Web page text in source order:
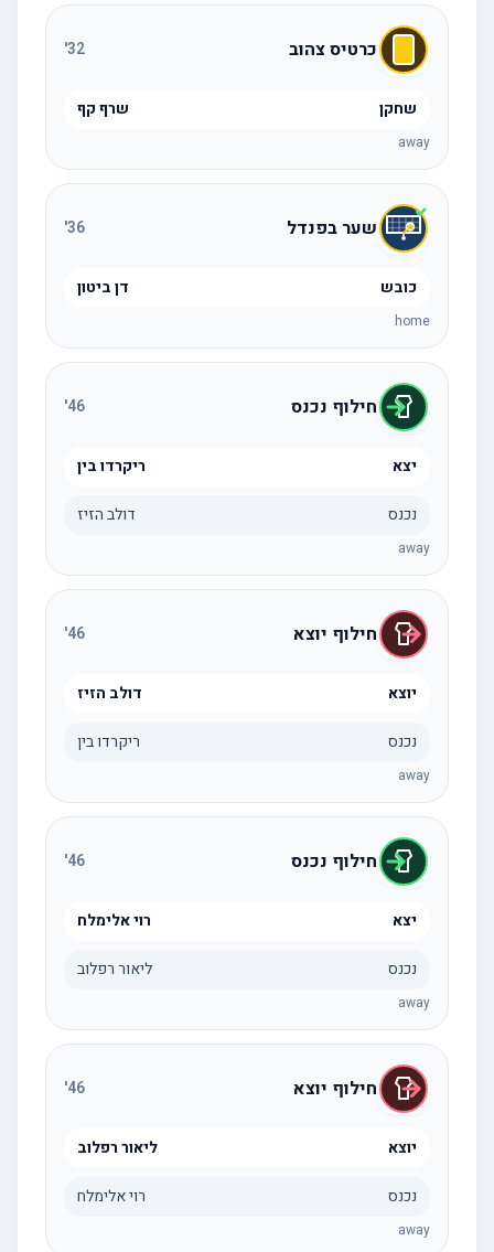
כרטיס צהוב 32
'
שחקן שרף קף
away
שער בפנדל 36
'
כובש דן ביטון
home
חילוף נכנס 46
'
יצא ריקרדו בין
נכנס דולב הזיז
away
חילוף יוצא 46
'
יוצא דולב הזיז
נכנס ריקרדו בין
away
חילוף נכנס 46
'
יצא רוי אלימלח
נכנס ליאור רפלוב
away
חילוף יוצא 46
'
יוצא ליאור רפלוב
נכנס רוי אלימלח
away